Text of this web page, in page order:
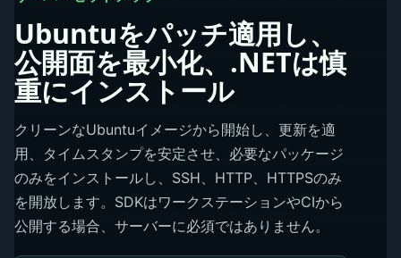
Ubuntuをパッチ適用し、
公開面を最小化、.NETは慎
重にインストール
クリーンなUbuntuイメージから開始し、更新を適
用、タイムスタンプを安定させ、必要なパッケージ
のみをインストールし、SSH、HTTP、HTTPSのみ
を開放します。SDKはワークステーションやCIから
公開する場合、サーバーに必須ではありません。